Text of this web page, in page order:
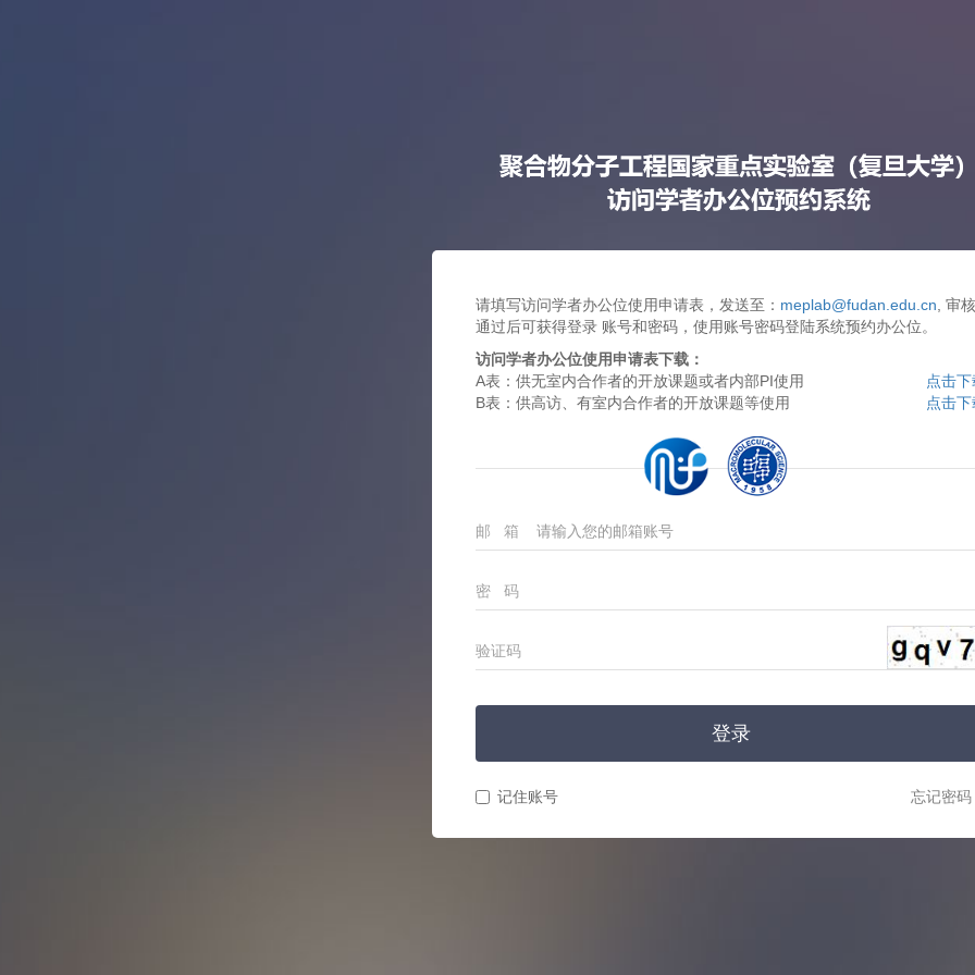
请填写访问学者办公位使用申请表，发送至： meplab@fudan.edu.cn, 审核
通过后可获得登录 账号和密码，使用账号密码登陆系统预约办公位。
访问学者办公位使用申请表下载：
A表：供无室内合作者的开放课题或者内部PI使用
点击下
B表：供高访、有室内合作者的开放课题等使用
点击下
邮 箱
密 码
验证码
登录
记住账号 忘记密码